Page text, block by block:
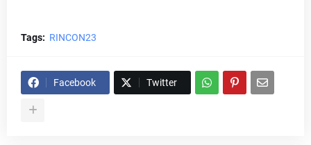
Tags: RINCON23
Facebook Twitter